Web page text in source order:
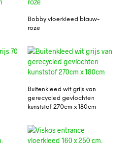
Bobby vloerkleed blauw-
roze
Buitenkleed wit grijs van
gerecycled gevlochten
kunststof 270cm x 180cm